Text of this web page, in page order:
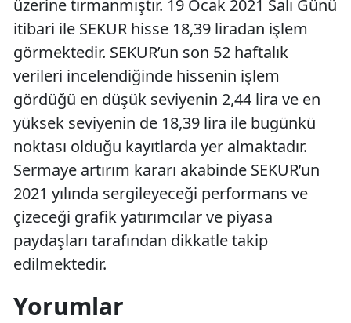
üzerine tırmanmıştır. 19 Ocak 2021 Salı Günü
itibari ile SEKUR hisse 18,39 liradan işlem
görmektedir. SEKUR’un son 52 haftalık
verileri incelendiğinde hissenin işlem
gördüğü en düşük seviyenin 2,44 lira ve en
yüksek seviyenin de 18,39 lira ile bugünkü
noktası olduğu kayıtlarda yer almaktadır.
Sermaye artırım kararı akabinde SEKUR’un
2021 yılında sergileyeceği performans ve
çizeceği grafik yatırımcılar ve piyasa
paydaşları tarafından dikkatle takip
edilmektedir.
Yorumlar